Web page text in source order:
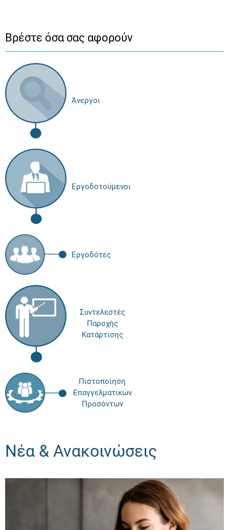
Βρέστε όσα σας αφορούν
Άνεργοι
Εργοδοτούμενοι
Εργοδότες
Συντελεστές
Παροχής
Κατάρτισης
Πιστοποίηση
Επαγγελματικών
Προσόντων
Νέα & Ανακοινώσεις